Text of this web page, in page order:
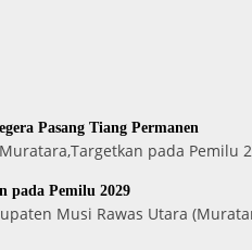
Pasang Tiang Permanen
pada Pemilu
pada Pemilu 2029
Musi Rawas Utara